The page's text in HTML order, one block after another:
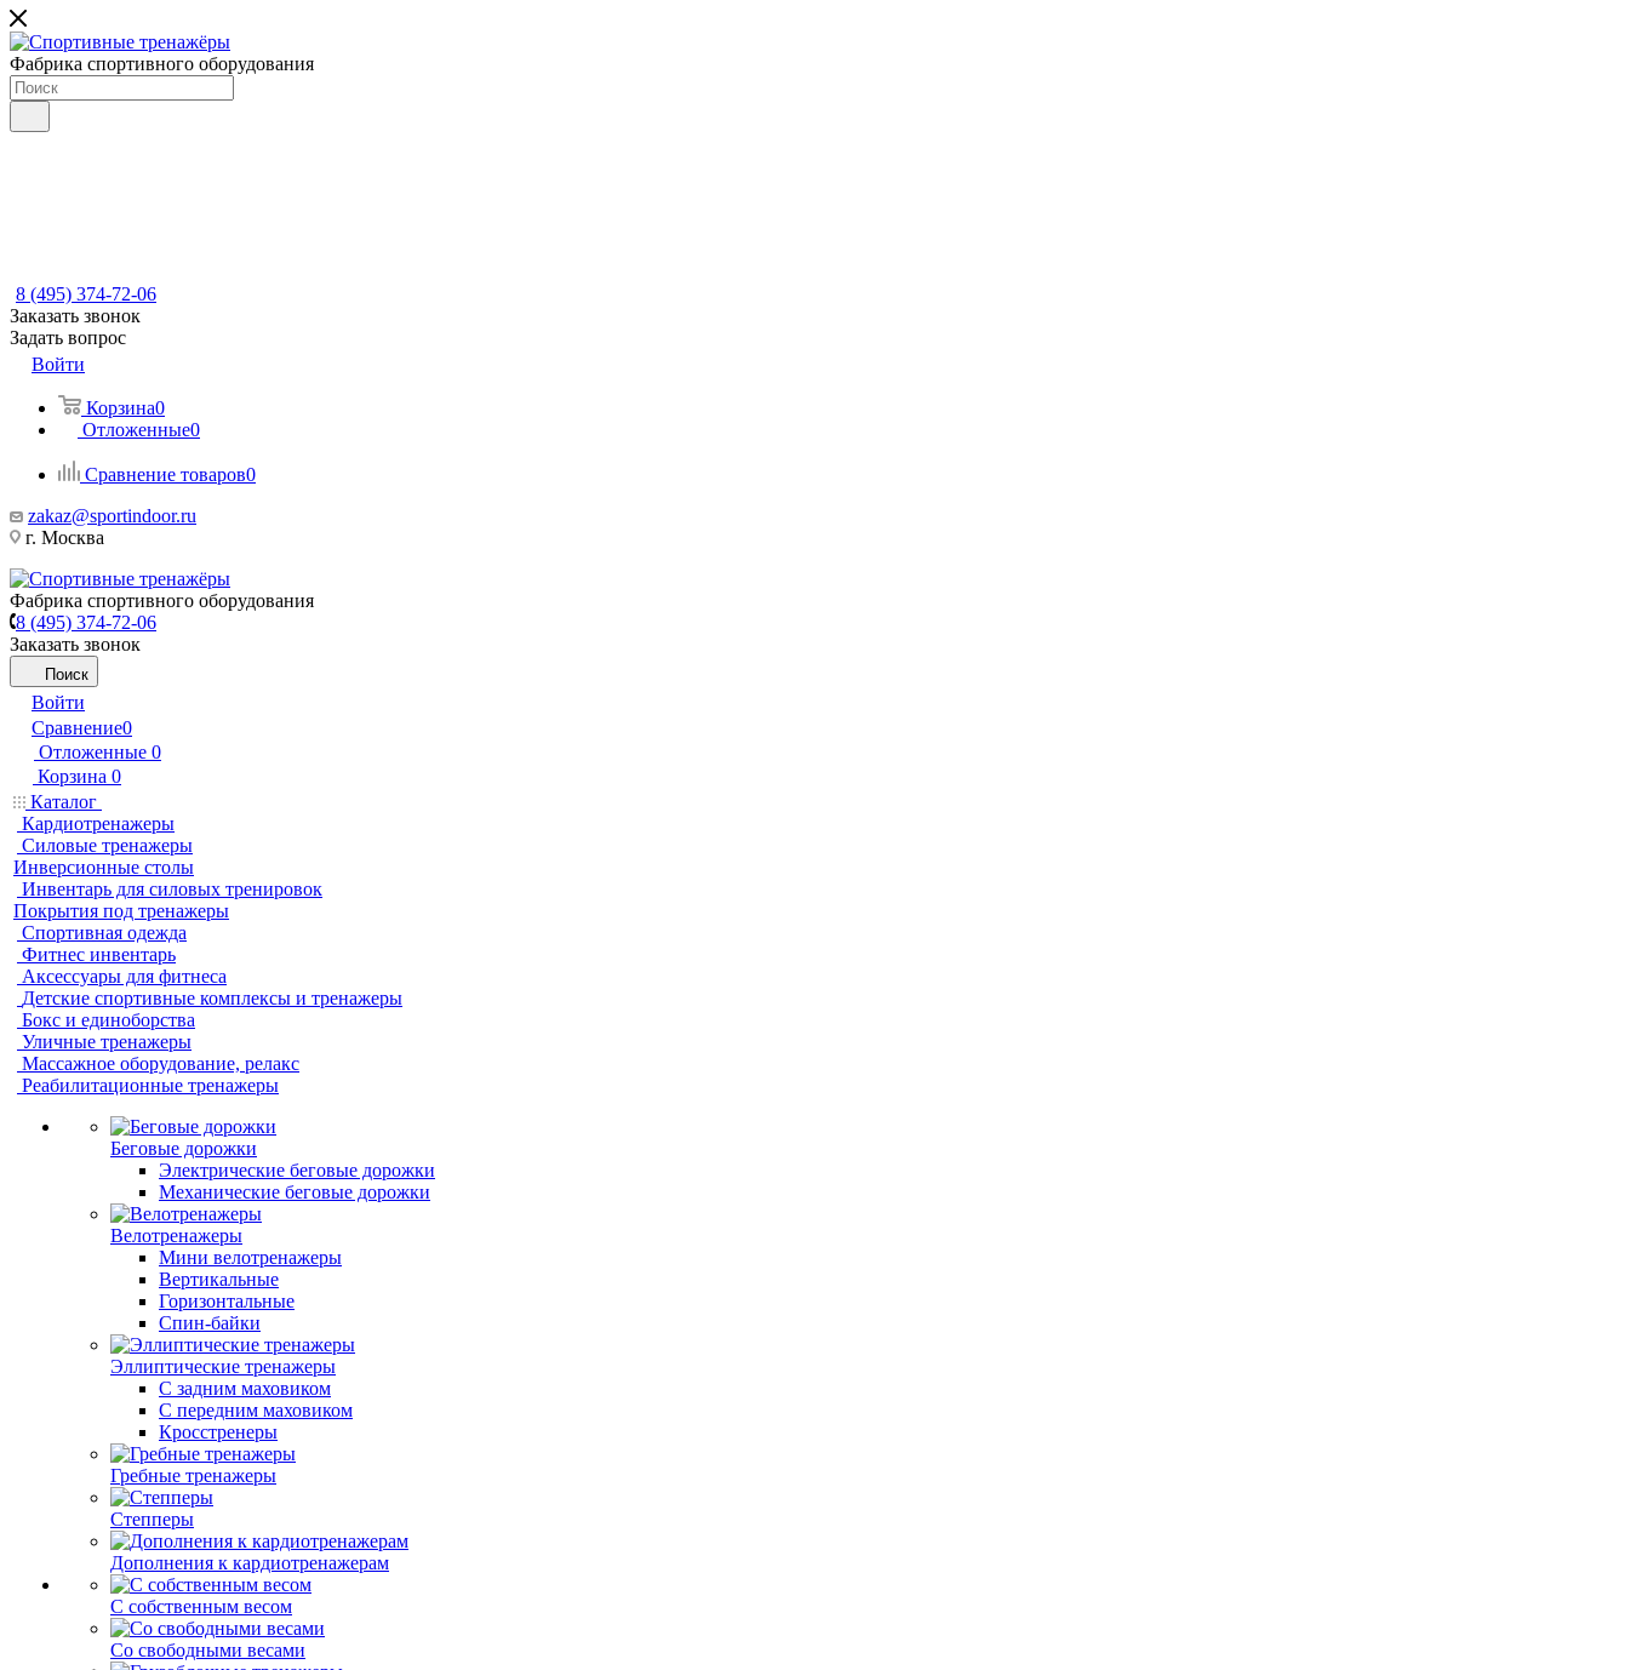
Фабрика спортивного оборудования
8 (495) 374-72-06
Заказать звонок
Задать вопрос
Войти
Корзина0
Отложенные0
Сравнение товаров0
zakaz@sportindoor.ru
г. Москва
Фабрика спортивного оборудования
8 (495) 374-72-06
Заказать звонок
Поиск
Войти
Сравнение0
Отложенные 0
Корзина 0
Каталог
Кардиотренажеры
Силовые тренажеры
Инверсионные столы
Инвентарь для силовых тренировок
Покрытия под тренажеры
Спортивная одежда
Фитнес инвентарь
Аксессуары для фитнеса
Детские спортивные комплексы и тренажеры
Бокс и единоборства
Уличные тренажеры
Массажное оборудование, релакс
Реабилитационные тренажеры
Беговые дорожки
Электрические беговые дорожки
Механические беговые дорожки
Велотренажеры
Мини велотренажеры
Вертикальные
Горизонтальные
Спин-байки
Эллиптические тренажеры
С задним маховиком
С передним маховиком
Кросстренеры
Гребные тренажеры
Степперы
Дополнения к кардиотренажерам
С собственным весом
Со свободными весами